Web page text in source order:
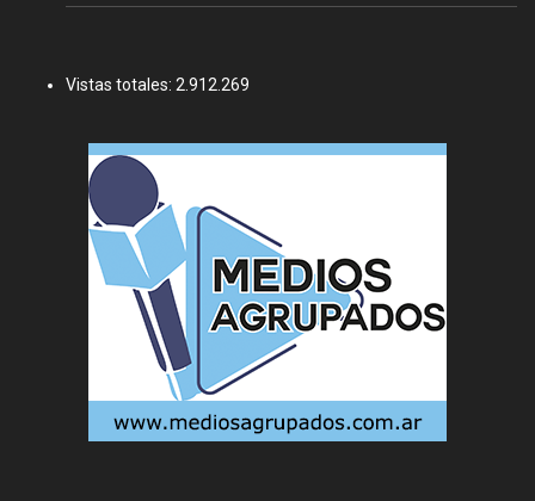
Vistas totales: 2.912.269